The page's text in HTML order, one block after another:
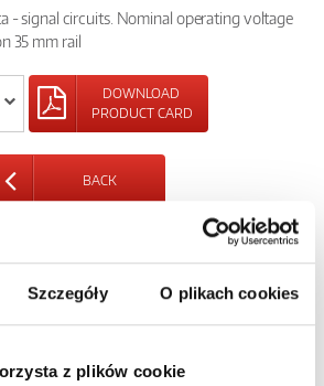
Szczegóły O plikach cookies
z plików cookie
- signal circuits. Nominal operating voltage
35 mm rail
DOWNLOAD
PRODUCT CARD
BACK
the details of the offer